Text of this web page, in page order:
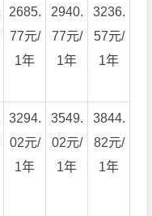
2685.
77元/
1年
2940.
77元/
1年
3236.
57元/
1年
3294.
02元/
1年
3549.
02元/
1年
3844.
82元/
1年